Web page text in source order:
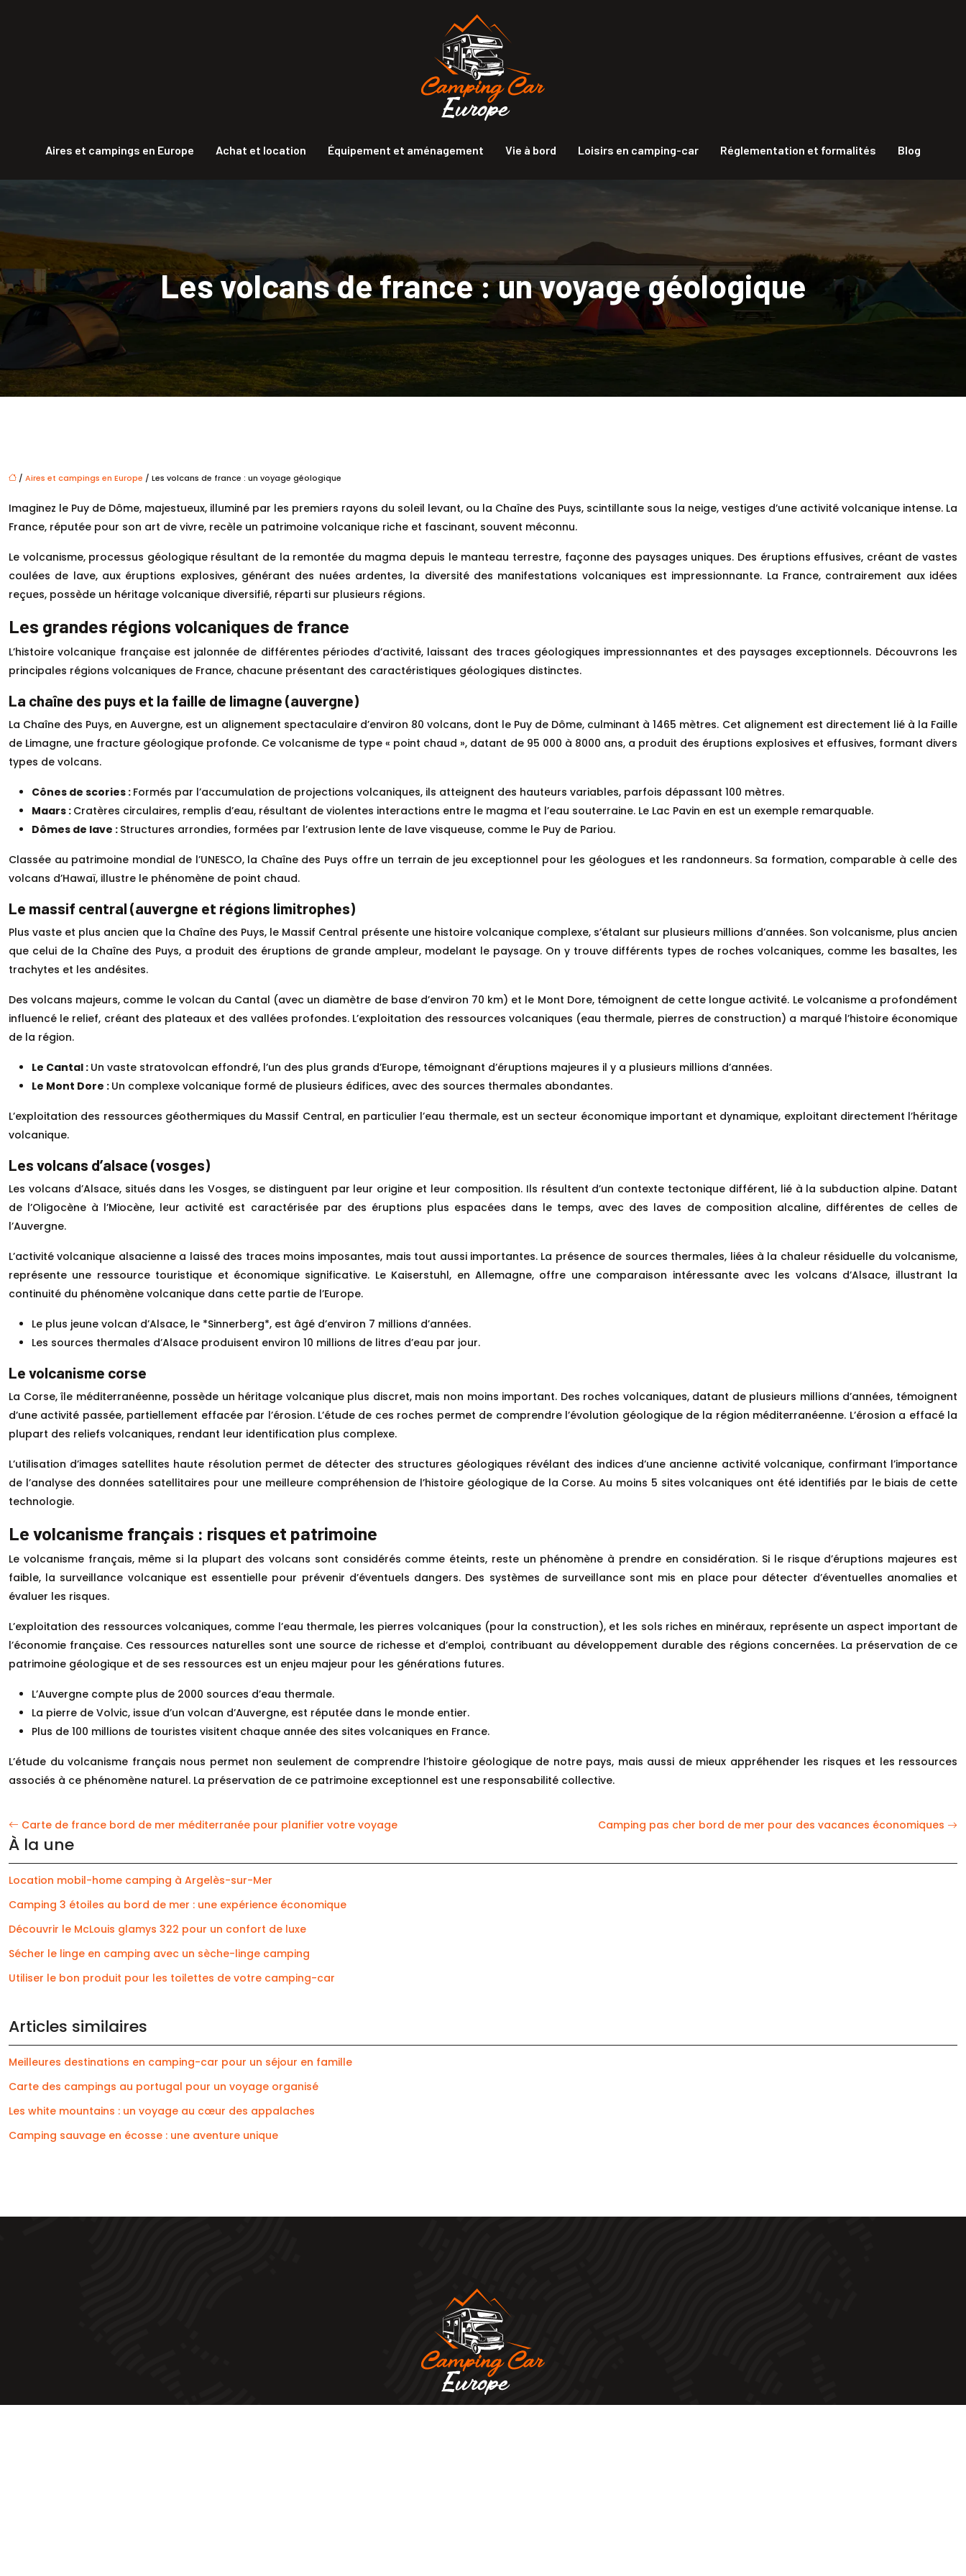
Aires et campings en Europe Achat et location Équipement et aménagement Vie à bord Loisirs en camping-car Réglementation et formalités Blog
Les volcans de france : un voyage géologique
/ Aires et campings en Europe / Les volcans de france : un voyage géologique
Imaginez le Puy de Dôme, majestueux, illuminé par les premiers rayons du soleil levant, ou la Chaîne des Puys, scintillante sous la neige, vestiges d’une activité volcanique intense. La
France, réputée pour son art de vivre, recèle un patrimoine volcanique riche et fascinant, souvent méconnu.
Le volcanisme, processus géologique résultant de la remontée du magma depuis le manteau terrestre, façonne des paysages uniques. Des éruptions effusives, créant de vastes
coulées de lave, aux éruptions explosives, générant des nuées ardentes, la diversité des manifestations volcaniques est impressionnante. La France, contrairement aux idées
reçues, possède un héritage volcanique diversifié, réparti sur plusieurs régions.
Les grandes régions volcaniques de france
L’histoire volcanique française est jalonnée de différentes périodes d’activité, laissant des traces géologiques impressionnantes et des paysages exceptionnels. Découvrons les
principales régions volcaniques de France, chacune présentant des caractéristiques géologiques distinctes.
La chaîne des puys et la faille de limagne (auvergne)
La Chaîne des Puys, en Auvergne, est un alignement spectaculaire d’environ 80 volcans, dont le Puy de Dôme, culminant à 1465 mètres. Cet alignement est directement lié à la Faille
de Limagne, une fracture géologique profonde. Ce volcanisme de type « point chaud », datant de 95 000 à 8000 ans, a produit des éruptions explosives et effusives, formant divers
types de volcans.
Cônes de scories : Formés par l’accumulation de projections volcaniques, ils atteignent des hauteurs variables, parfois dépassant 100 mètres.
Maars : Cratères circulaires, remplis d’eau, résultant de violentes interactions entre le magma et l’eau souterraine. Le Lac Pavin en est un exemple remarquable.
Dômes de lave : Structures arrondies, formées par l’extrusion lente de lave visqueuse, comme le Puy de Pariou.
Classée au patrimoine mondial de l’UNESCO, la Chaîne des Puys offre un terrain de jeu exceptionnel pour les géologues et les randonneurs. Sa formation, comparable à celle des
volcans d’Hawaï, illustre le phénomène de point chaud.
Le massif central (auvergne et régions limitrophes)
Plus vaste et plus ancien que la Chaîne des Puys, le Massif Central présente une histoire volcanique complexe, s’étalant sur plusieurs millions d’années. Son volcanisme, plus ancien
que celui de la Chaîne des Puys, a produit des éruptions de grande ampleur, modelant le paysage. On y trouve différents types de roches volcaniques, comme les basaltes, les
trachytes et les andésites.
Des volcans majeurs, comme le volcan du Cantal (avec un diamètre de base d’environ 70 km) et le Mont Dore, témoignent de cette longue activité. Le volcanisme a profondément
influencé le relief, créant des plateaux et des vallées profondes. L’exploitation des ressources volcaniques (eau thermale, pierres de construction) a marqué l’histoire économique
de la région.
Le Cantal : Un vaste stratovolcan effondré, l’un des plus grands d’Europe, témoignant d’éruptions majeures il y a plusieurs millions d’années.
Le Mont Dore : Un complexe volcanique formé de plusieurs édifices, avec des sources thermales abondantes.
L’exploitation des ressources géothermiques du Massif Central, en particulier l’eau thermale, est un secteur économique important et dynamique, exploitant directement l’héritage
volcanique.
Les volcans d’alsace (vosges)
Les volcans d’Alsace, situés dans les Vosges, se distinguent par leur origine et leur composition. Ils résultent d’un contexte tectonique différent, lié à la subduction alpine. Datant
de l’Oligocène à l’Miocène, leur activité est caractérisée par des éruptions plus espacées dans le temps, avec des laves de composition alcaline, différentes de celles de
l’Auvergne.
L’activité volcanique alsacienne a laissé des traces moins imposantes, mais tout aussi importantes. La présence de sources thermales, liées à la chaleur résiduelle du volcanisme,
représente une ressource touristique et économique significative. Le Kaiserstuhl, en Allemagne, offre une comparaison intéressante avec les volcans d’Alsace, illustrant la
continuité du phénomène volcanique dans cette partie de l’Europe.
Le plus jeune volcan d’Alsace, le *Sinnerberg*, est âgé d’environ 7 millions d’années.
Les sources thermales d’Alsace produisent environ 10 millions de litres d’eau par jour.
Le volcanisme corse
La Corse, île méditerranéenne, possède un héritage volcanique plus discret, mais non moins important. Des roches volcaniques, datant de plusieurs millions d’années, témoignent
d’une activité passée, partiellement effacée par l’érosion. L’étude de ces roches permet de comprendre l’évolution géologique de la région méditerranéenne. L’érosion a effacé la
plupart des reliefs volcaniques, rendant leur identification plus complexe.
L’utilisation d’images satellites haute résolution permet de détecter des structures géologiques révélant des indices d’une ancienne activité volcanique, confirmant l’importance
de l’analyse des données satellitaires pour une meilleure compréhension de l’histoire géologique de la Corse. Au moins 5 sites volcaniques ont été identifiés par le biais de cette
technologie.
Le volcanisme français : risques et patrimoine
Le volcanisme français, même si la plupart des volcans sont considérés comme éteints, reste un phénomène à prendre en considération. Si le risque d’éruptions majeures est
faible, la surveillance volcanique est essentielle pour prévenir d’éventuels dangers. Des systèmes de surveillance sont mis en place pour détecter d’éventuelles anomalies et
évaluer les risques.
L’exploitation des ressources volcaniques, comme l’eau thermale, les pierres volcaniques (pour la construction), et les sols riches en minéraux, représente un aspect important de
l’économie française. Ces ressources naturelles sont une source de richesse et d’emploi, contribuant au développement durable des régions concernées. La préservation de ce
patrimoine géologique et de ses ressources est un enjeu majeur pour les générations futures.
L’Auvergne compte plus de 2000 sources d’eau thermale.
La pierre de Volvic, issue d’un volcan d’Auvergne, est réputée dans le monde entier.
Plus de 100 millions de touristes visitent chaque année des sites volcaniques en France.
L’étude du volcanisme français nous permet non seulement de comprendre l’histoire géologique de notre pays, mais aussi de mieux appréhender les risques et les ressources
associés à ce phénomène naturel. La préservation de ce patrimoine exceptionnel est une responsabilité collective.
Carte de france bord de mer méditerranée pour planifier votre voyage Camping pas cher bord de mer pour des vacances économiques
À la une
Location mobil-home camping à Argelès-sur-Mer
Camping 3 étoiles au bord de mer : une expérience économique
Découvrir le McLouis glamys 322 pour un confort de luxe
Sécher le linge en camping avec un sèche-linge camping
Utiliser le bon produit pour les toilettes de votre camping-car
Articles similaires
Meilleures destinations en camping-car pour un séjour en famille
Carte des campings au portugal pour un voyage organisé
Les white mountains : un voyage au cœur des appalaches
Camping sauvage en écosse : une aventure unique